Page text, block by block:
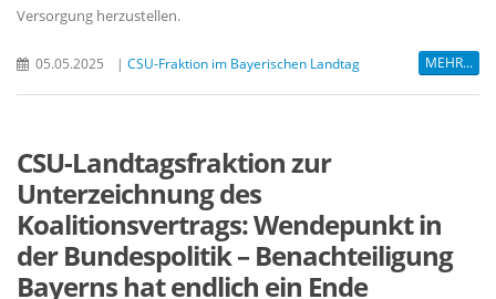
Versorgung herzustellen.
05.05.2025 | CSU-Fraktion im Bayerischen Landtag MEHR...
CSU-Landtagsfraktion zur
Unterzeichnung des
Koalitionsvertrags: Wendepunkt in
der Bundespolitik – Benachteiligung
Bayerns hat endlich ein Ende